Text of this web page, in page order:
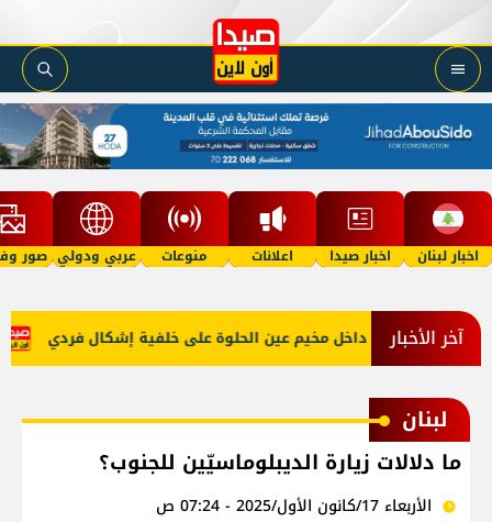
اخبار لبنان اخبار صيدا اعلانات منوعات عربي ودولي صور
آخر الأخبار
الكنايات داخل مخيم عين الحلوة على خلفية إشكال فردي
لبنان
ما دلالات زيارة الديبلوماسيّين للجنوب؟
الأربعاء 17/كانون الأول/2025 - 07:24 ص